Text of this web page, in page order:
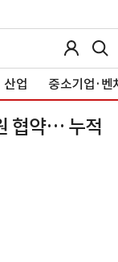
산업 중소기업·벤
협약… 누적